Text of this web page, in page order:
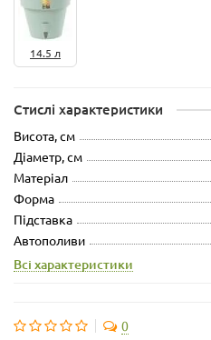
14.5 л
Стислі характеристики
Висота, см
Діаметр, см
Матеріал
Форма
Підставка
Автополиви
Всі характеристики
0